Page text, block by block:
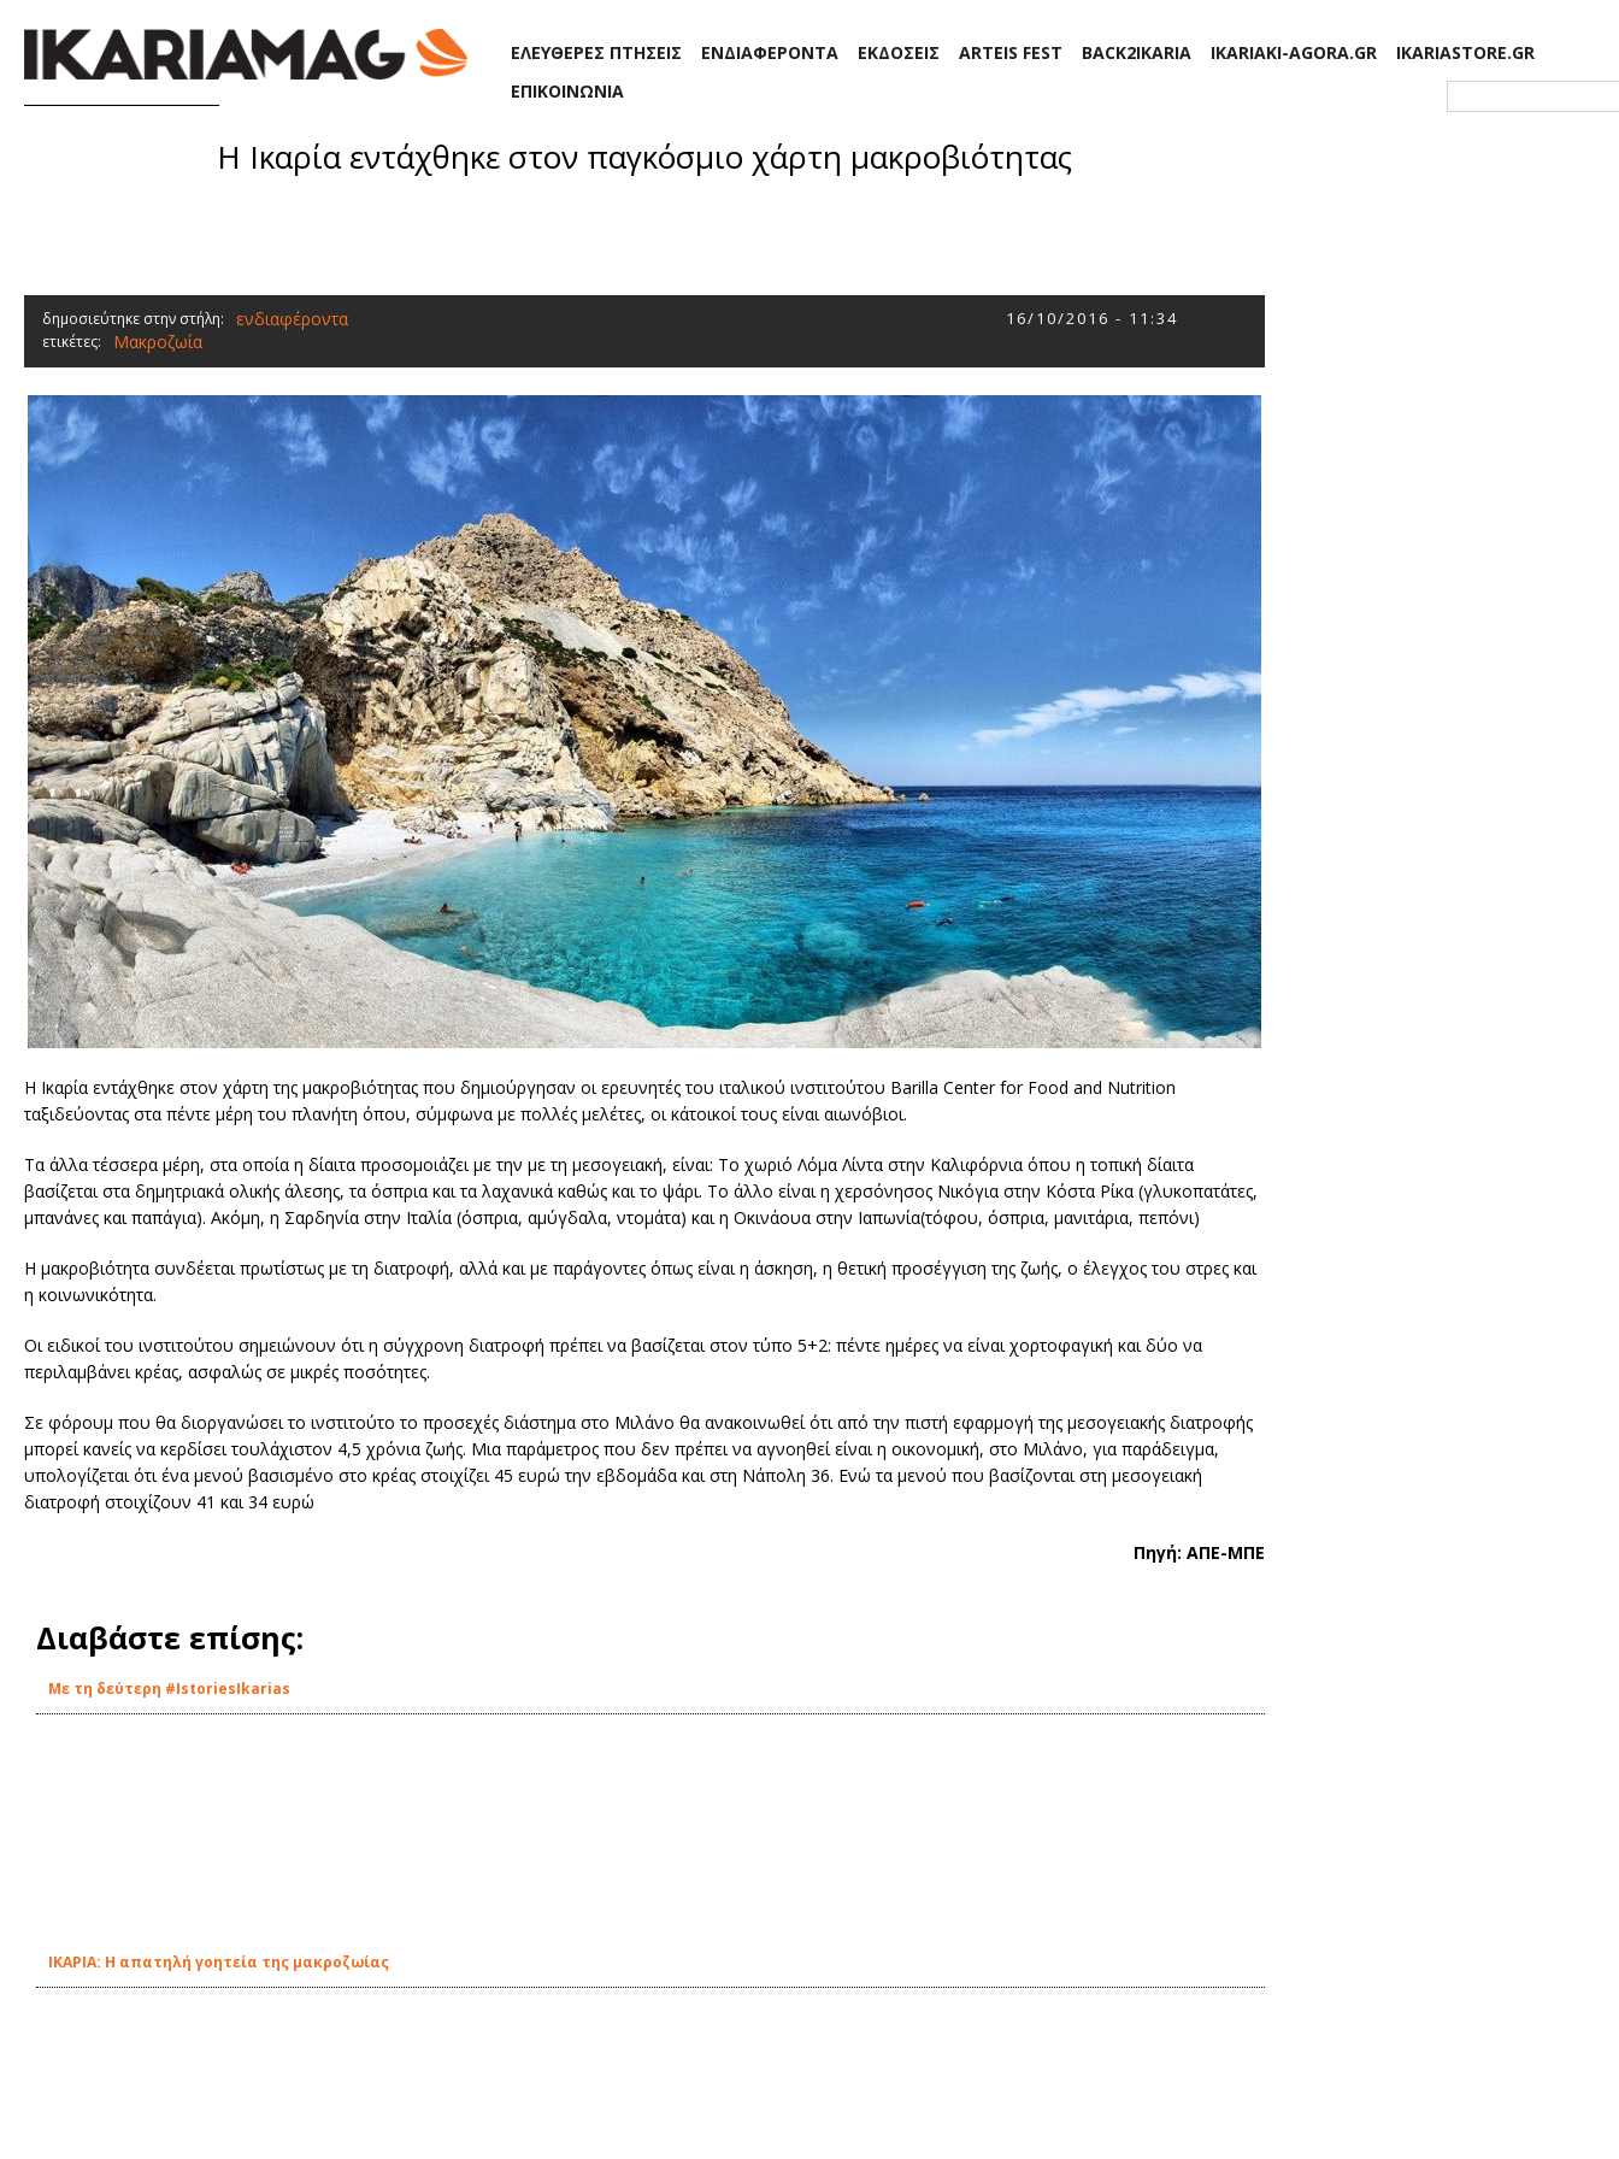
ΕΛΕΥΘΕΡΕΣ ΠΤΗΣΕΙΣ ΕΝΔΙΑΦΕΡΟΝΤΑ ΕΚΔΟΣΕΙΣ ARTEIS FEST BACK2IKARIA IKARIAKI-AGORA.GR
IKARIASTORE.GR
ΕΠΙΚΟΙΝΩΝΙΑ
Η Ικαρία εντάχθηκε στον παγκόσμιο χάρτη μακροβιότητας
δημοσιεύτηκε στην στήλη: ενδιαφέροντα 16/10/2016 - 11:34
ετικέτες: Μακροζωία
Η Ικαρία εντάχθηκε στον χάρτη της μακροβιότητας που δημιούργησαν οι ερευνητές του ιταλικού ινστιτούτου Barilla Center for Food and Nutrition
ταξιδεύοντας στα πέντε μέρη του πλανήτη όπου, σύμφωνα με πολλές μελέτες, οι κάτοικοί τους είναι αιωνόβιοι.
Τα άλλα τέσσερα μέρη, στα οποία η δίαιτα προσομοιάζει με την με τη μεσογειακή, είναι: Το χωριό Λόμα Λίντα στην Καλιφόρνια όπου η τοπική δίαιτα
βασίζεται στα δημητριακά ολικής άλεσης, τα όσπρια και τα λαχανικά καθώς και το ψάρι. Το άλλο είναι η χερσόνησος Νικόγια στην Κόστα Ρίκα (γλυκοπατάτες,
μπανάνες και παπάγια). Ακόμη, η Σαρδηνία στην Ιταλία (όσπρια, αμύγδαλα, ντομάτα) και η Οκινάουα στην Ιαπωνία(τόφου, όσπρια, μανιτάρια, πεπόνι)
Η μακροβιότητα συνδέεται πρωτίστως με τη διατροφή, αλλά και με παράγοντες όπως είναι η άσκηση, η θετική προσέγγιση της ζωής, ο έλεγχος του στρες και
η κοινωνικότητα.
Οι ειδικοί του ινστιτούτου σημειώνουν ότι η σύγχρονη διατροφή πρέπει να βασίζεται στον τύπο 5+2: πέντε ημέρες να είναι χορτοφαγική και δύο να
περιλαμβάνει κρέας, ασφαλώς σε μικρές ποσότητες.
Σε φόρουμ που θα διοργανώσει το ινστιτούτο το προσεχές διάστημα στο Μιλάνο θα ανακοινωθεί ότι από την πιστή εφαρμογή της μεσογειακής διατροφής
μπορεί κανείς να κερδίσει τουλάχιστον 4,5 χρόνια ζωής. Μια παράμετρος που δεν πρέπει να αγνοηθεί είναι η οικονομική, στο Μιλάνο, για παράδειγμα,
υπολογίζεται ότι ένα μενού βασισμένο στο κρέας στοιχίζει 45 ευρώ την εβδομάδα και στη Νάπολη 36. Ενώ τα μενού που βασίζονται στη μεσογειακή
διατροφή στοιχίζουν 41 και 34 ευρώ
Πηγή: ΑΠΕ-ΜΠΕ
Διαβάστε επίσης:
Με τη δεύτερη #IstoriesIkarias
ΙΚΑΡΙΑ: Η απατηλή γοητεία της μακροζωίας